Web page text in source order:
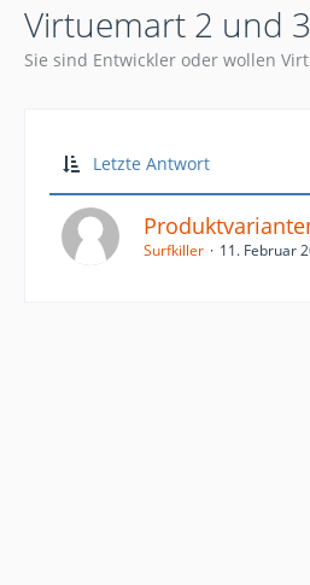
Virtuemart 2 und
Sie sind Entwickler oder wollen
Letzte Antwort
Surfkiller 11. Februar